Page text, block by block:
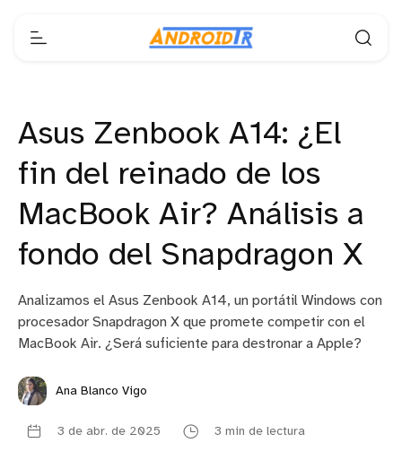
Asus Zenbook A14: ¿El
fin del reinado de los
MacBook Air? Análisis a
fondo del Snapdragon X
Analizamos el Asus Zenbook A14, un portátil Windows con
procesador Snapdragon X que promete competir con el
MacBook Air. ¿Será suficiente para destronar a Apple?
Ana Blanco Vigo
3 de abr. de 2025 3 min de lectura